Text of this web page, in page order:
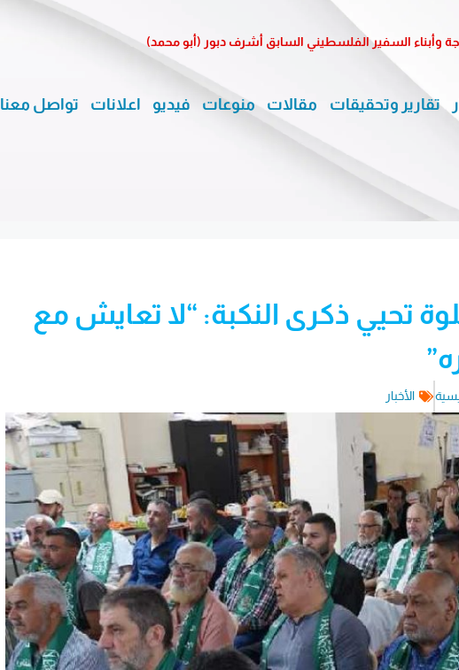
وأبناء السفير الفلسطيني السابق أشرف دبور (أبو محمد)
تقارير وتحقيقات مقالات منوعات فيديو اعلانات تواصل معنا
تحيي ذكرى النكبة: “لا تعايش مع
الأخبار